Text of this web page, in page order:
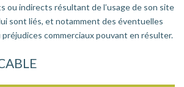
ou indirects résultant de l’usage de son site
sont liés, et notamment des éventuelles
commerciaux pouvant en résulter.